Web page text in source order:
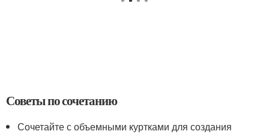
Советы по сочетанию
Сочетайте с объемными куртками для создания